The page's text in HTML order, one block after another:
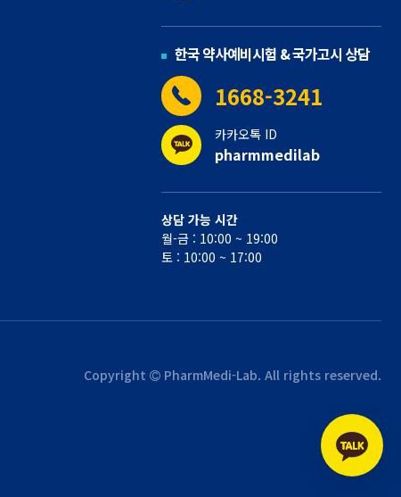
한국 약사예비시험 & 국가고시 상담
1668-3241
카카오톡 ID
pharmmedilab
상담 가능 시간
월-금 : 10:00 ~ 19:00
토 : 10:00 ~ 17:00
Copyright PharmMedi-Lab. All rights reserved.